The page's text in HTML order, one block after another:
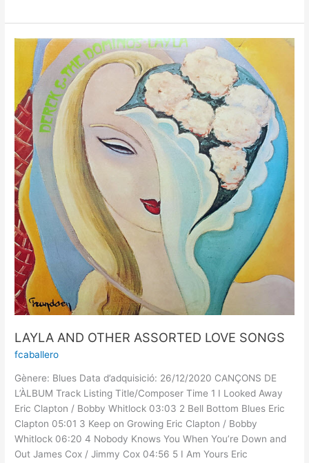
LAYLA AND OTHER ASSORTED LOVE SONGS
fcaballero
Gènere: Blues Data d’adquisició: 26/12/2020 CANÇONS DE
L’ÀLBUM Track Listing Title/Composer Time 1 I Looked Away
Eric Clapton / Bobby Whitlock 03:03 2 Bell Bottom Blues Eric
Clapton 05:01 3 Keep on Growing Eric Clapton / Bobby
Whitlock 06:20 4 Nobody Knows You When You’re Down and
Out James Cox / Jimmy Cox 04:56 5 I Am Yours Eric
LAYLA
AND
OTHER
ASSORTED
LOVE
SONGS